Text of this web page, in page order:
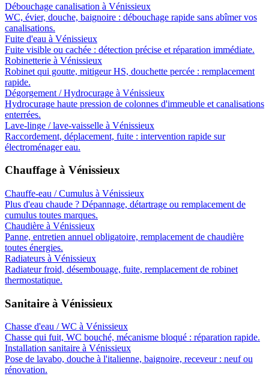
Débouchage canalisation à Vénissieux
WC, évier, douche, baignoire : débouchage rapide sans abîmer vos
canalisations.
Fuite d'eau à Vénissieux
Fuite visible ou cachée : détection précise et réparation immédiate.
Robinetterie à Vénissieux
Robinet qui goutte, mitigeur HS, douchette percée : remplacement
rapide.
Dégorgement / Hydrocurage à Vénissieux
Hydrocurage haute pression de colonnes d'immeuble et canalisations
enterrées.
Lave-linge / lave-vaisselle à Vénissieux
Raccordement, déplacement, fuite : intervention rapide sur
électroménager eau.
Chauffage à Vénissieux
Chauffe-eau / Cumulus à Vénissieux
Plus d'eau chaude ? Dépannage, détartrage ou remplacement de
cumulus toutes marques.
Chaudière à Vénissieux
Panne, entretien annuel obligatoire, remplacement de chaudière
toutes énergies.
Radiateurs à Vénissieux
Radiateur froid, désembouage, fuite, remplacement de robinet
thermostatique.
Sanitaire à Vénissieux
Chasse d'eau / WC à Vénissieux
Chasse qui fuit, WC bouché, mécanisme bloqué : réparation rapide.
Installation sanitaire à Vénissieux
Pose de lavabo, douche à l'italienne, baignoire, receveur : neuf ou
rénovation.